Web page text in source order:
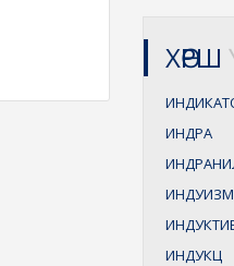
ХӨРШ
ИНДРА
ИНДУИЗМ
ИНДУКЦ